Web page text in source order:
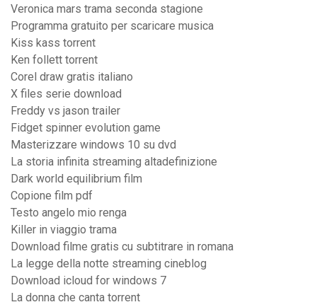
Veronica mars trama seconda stagione
Programma gratuito per scaricare musica
Kiss kass torrent
Ken follett torrent
Corel draw gratis italiano
X files serie download
Freddy vs jason trailer
Fidget spinner evolution game
Masterizzare windows 10 su dvd
La storia infinita streaming altadefinizione
Dark world equilibrium film
Copione film pdf
Testo angelo mio renga
Killer in viaggio trama
Download filme gratis cu subtitrare in romana
La legge della notte streaming cineblog
Download icloud for windows 7
La donna che canta torrent